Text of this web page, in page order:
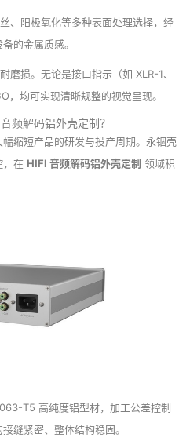
、阳极氧化等多种表面处理选择，经
的金属质感。
磨损。无论是接口指示（如 XLR-1、
，均可实现清晰规整的视觉呈现。
频解码铝外壳定制？
缩短产品的研发与投产周期。永锢壳
，在 HIFI 音频解码铝外壳定制 领域积
T5 高纯度铝型材，加工公差控制
缝紧密、整体结构稳固。